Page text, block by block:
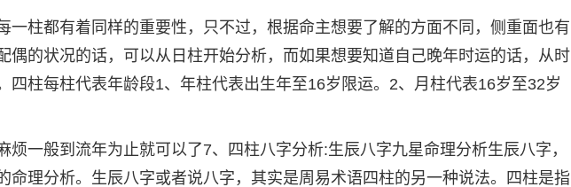
一柱都有着同样的重要性，只不过，根据命主想要了解的方面不同，侧重面也有
偶的状况的话，可以从日柱开始分析，而如果想要知道自己晚年时运的话，从时
四柱每柱代表年龄段1、年柱代表出生年至16岁限运。2、月柱代表16岁至32岁
烦一般到流年为止就可以了7、四柱八字分析:生辰八字九星命理分析生辰八字，
命理分析。生辰八字或者说八字，其实是周易术语四柱的另一种说法。四柱是指